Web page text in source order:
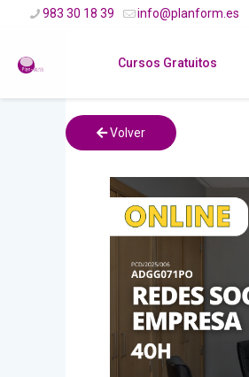
983 30 18 39 info@planform.es
Cursos Gratuitos
Volver